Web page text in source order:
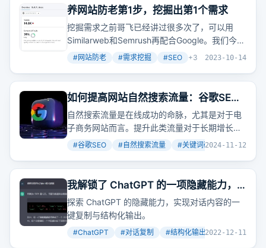
养网站防老第1步，挖掘出第1个需求
挖掘需求之前哥飞已经讲过很多次了，可以用
Similarweb和Semrush再配合Google。我们今天
用文章中提到的一些词实际给大家演示一下如何
#网站防老 #需求挖掘 #SEO +3 2023-10-14
如何提高网站自然搜索流量：谷歌SEO
成功指南
自然搜索流量是在线成功的命脉，尤其是对于电
子商务网站而言。提升此类流量对于长期增长和
知名度至关重要。本指南将为您提供简单或有效
访问您的网站。
#谷歌SEO #自然搜索流量 #关键词研究 +2
2024-11-12
我解锁了 ChatGPT 的一项隐藏能力，
既能一键复制对话，又能提取指定内容
结构化输出
探索 ChatGPT 的隐藏能力，实现对话内容的一
键复制与结构化输出。
#ChatGPT #对话复制 #结构化输出 +2
2022-12-11